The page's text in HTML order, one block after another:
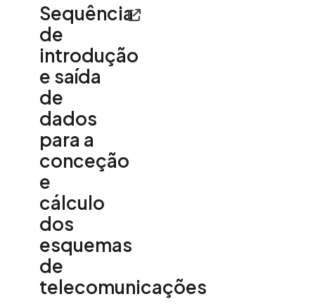
Sequência
de
introdução
e saída
de
dados
para a
conceção
e
cálculo
dos
esquemas
de
telecomunicações